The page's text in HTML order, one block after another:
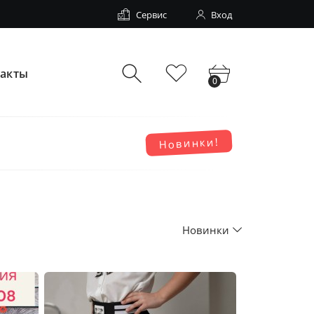
Сервис Вход
0
Новинки!
Новинки